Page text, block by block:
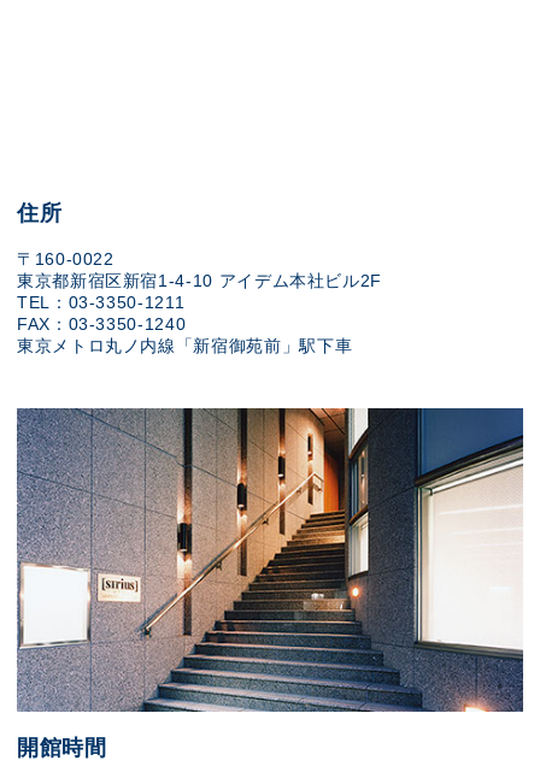
住所
〒160-0022
東京都新宿区新宿1-4-10 アイデム本社ビル2F
TEL：03-3350-1211
FAX：03-3350-1240
東京メトロ丸ノ内線「新宿御苑前」駅下車
開館時間